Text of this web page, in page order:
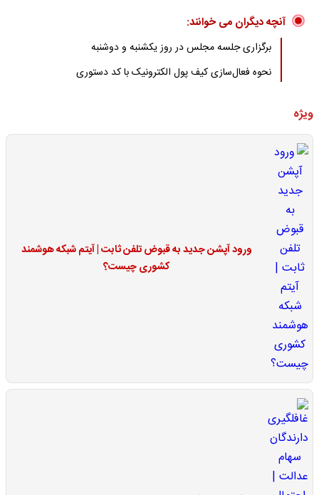
آنچه دیگران می خوانند:
برگزاری جلسه مجلس در روز یکشنبه و دوشنبه
نحوه فعال‌سازی کیف پول الکترونیک با کد دستوری
ویژه
ورود آپشن جدید به قبوض تلفن ثابت | آیتم شبکه هوشمند
کشوری چیست؟